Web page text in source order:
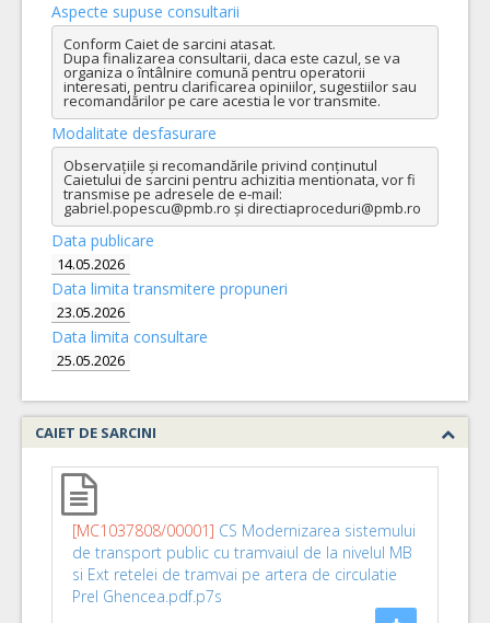
Aspecte supuse consultarii
Conform Caiet de sarcini atasat.
Dupa finalizarea consultarii, daca este cazul, se va
organiza o întâlnire comună pentru operatorii
interesati, pentru clarificarea opiniilor, sugestiilor sau
recomandărilor pe care acestia le vor transmite.
Modalitate desfasurare
Observațiile și recomandările privind conținutul
Caietului de sarcini pentru achizitia mentionata, vor fi
transmise pe adresele de e-mail:
gabriel.popescu@pmb.ro și directiaproceduri@pmb.ro
Data publicare
14.05.2026
Data limita transmitere propuneri
23.05.2026
Data limita consultare
25.05.2026
CAIET DE SARCINI
[MC1037808/00001] CS Modernizarea sistemului
de transport public cu tramvaiul de la nivelul MB
si Ext retelei de tramvai pe artera de circulatie
Prel Ghencea.pdf.p7s